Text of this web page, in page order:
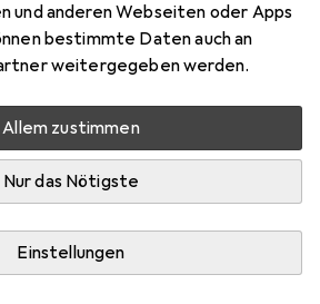
und anderen Webseiten oder Apps
bestimmte Daten auch an
weitergegeben werden.
Allem zustimmen
Nur das Nötigste
Einstellungen
Marke
Mehr von Under Armour
an Lager beim Drittanbieter
für genaue Lieferzeit